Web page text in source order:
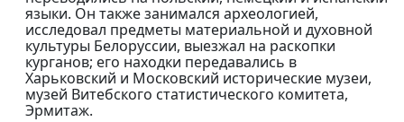
языки. Он также занимался археологией,
исследовал предметы материальной и духовной
культуры Белоруссии, выезжал на раскопки
курганов; его находки передавались в
Харьковский и Московский исторические музеи,
музей Витебского статистического комитета,
Эрмитаж.